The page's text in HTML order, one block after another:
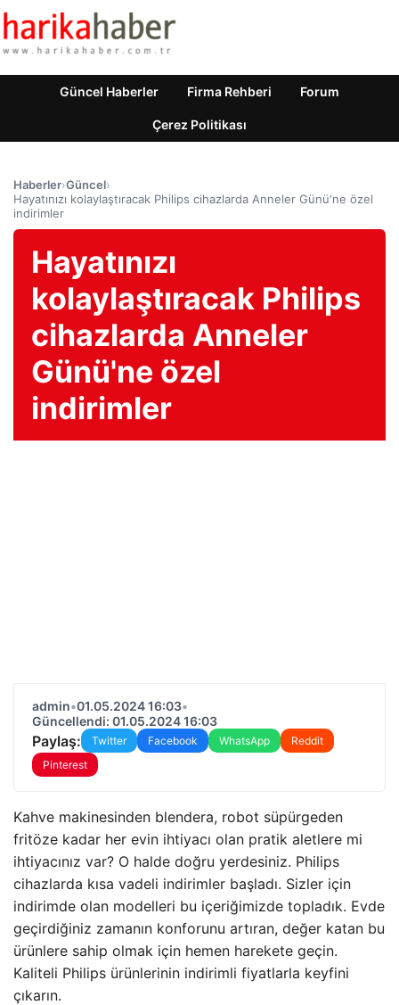
Güncel Haberler Firma Rehberi Forum
Çerez Politikası
Haberler›Güncel›
Hayatınızı kolaylaştıracak Philips cihazlarda Anneler Günü'ne özel
indirimler
Hayatınızı
kolaylaştıracak Philips
cihazlarda Anneler
Günü'ne özel
indirimler
admin•01.05.2024 16:03•
Güncellendi: 01.05.2024 16:03
Paylaş: Twitter Facebook WhatsApp
Reddit
Pinterest
Kahve makinesinden blendera, robot süpürgeden
fritöze kadar her evin ihtiyacı olan pratik aletlere mi
ihtiyacınız var? O halde doğru yerdesiniz. Philips
cihazlarda kısa vadeli indirimler başladı. Sizler için
indirimde olan modelleri bu içeriğimizde topladık. Evde
geçirdiğiniz zamanın konforunu artıran, değer katan bu
ürünlere sahip olmak için hemen harekete geçin.
Kaliteli Philips ürünlerinin indirimli fiyatlarla keyfini
çıkarın.